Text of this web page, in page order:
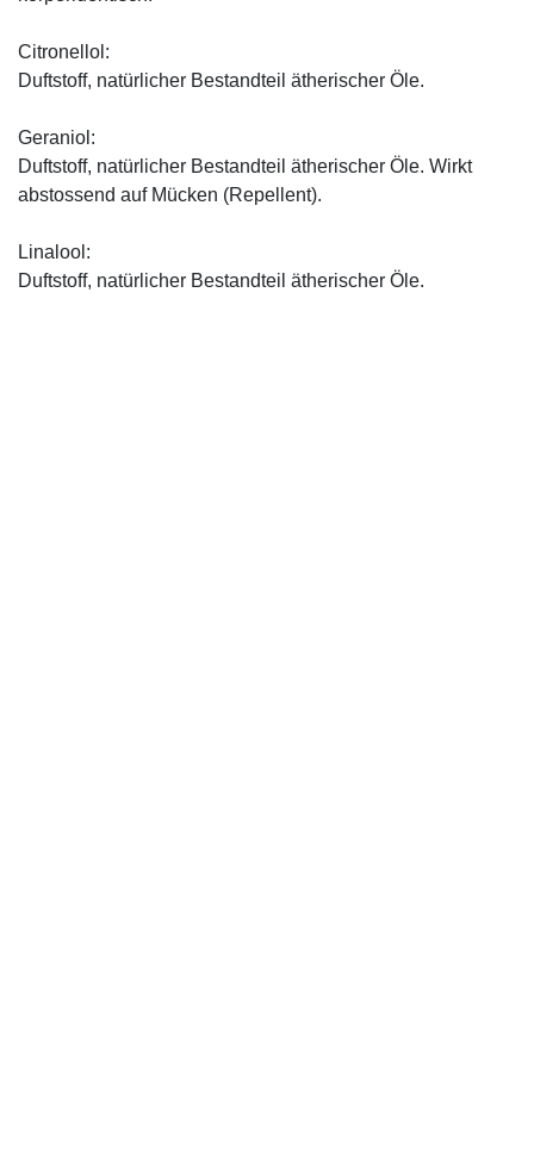
Citronellol:
Duftstoff, natürlicher Bestandteil ätherischer Öle.
Geraniol:
Duftstoff, natürlicher Bestandteil ätherischer Öle. Wirkt
abstossend auf Mücken (Repellent).
Linalool:
Duftstoff, natürlicher Bestandteil ätherischer Öle.